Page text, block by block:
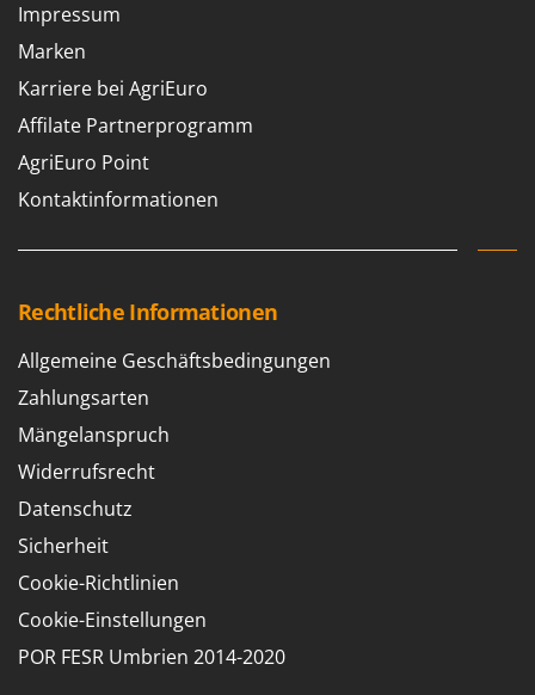
Impressum
Marken
Karriere bei AgriEuro
Affilate Partnerprogramm
AgriEuro Point
Kontaktinformationen
Rechtliche Informationen
Allgemeine Geschäftsbedingungen
Zahlungsarten
Mängelanspruch
Widerrufsrecht
Datenschutz
Sicherheit
Cookie-Richtlinien
Cookie-Einstellungen
POR FESR Umbrien 2014-2020